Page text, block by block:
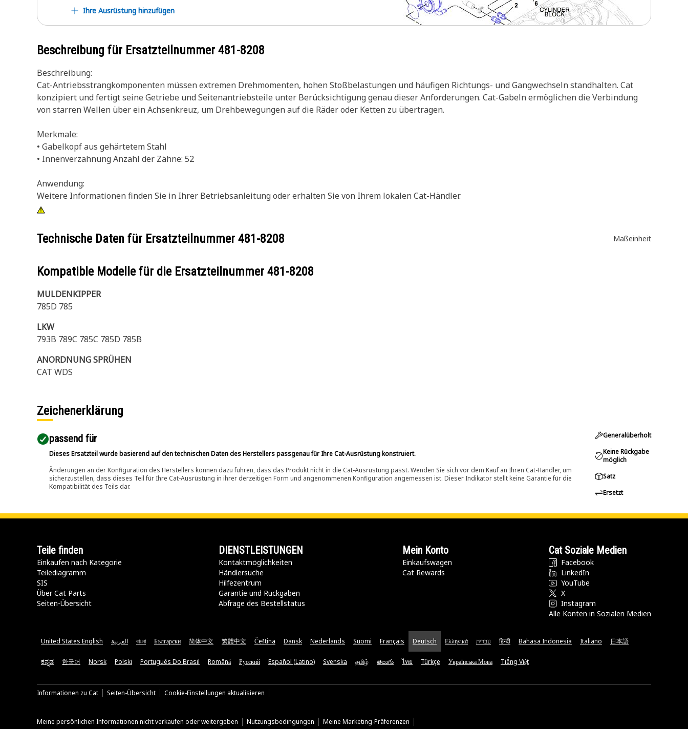
Ihre Ausrüstung hinzufügen
Beschreibung für Ersatzteilnummer 481-8208
Beschreibung:
Cat-Antriebsstrangkomponenten müssen extremen Drehmomenten, hohen Stoßbelastungen und häufigen Richtungs- und Gangwechseln standhalten. Cat
konzipiert und fertigt seine Getriebe und Seitenantriebsteile unter Berücksichtigung genau dieser Anforderungen. Cat-Gabeln ermöglichen die Verbindung
von starren Wellen über ein Achsenkreuz, um Drehbewegungen auf die Räder oder Ketten zu übertragen.
Merkmale:
• Gabelkopf aus gehärtetem Stahl
• Innenverzahnung Anzahl der Zähne: 52
Anwendung:
Weitere Informationen finden Sie in Ihrer Betriebsanleitung oder erhalten Sie von Ihrem lokalen Cat-Händler.
Technische Daten für Ersatzteilnummer 481-8208 Maßeinheit
Kompatible Modelle für die Ersatzteilnummer 481-8208
MULDENKIPPER
785D 785
LKW
793B 789C 785C 785D 785B
ANORDNUNG SPRÜHEN
CAT WDS
Zeichenerklärung
passend für​
Dieses Ersatzteil wurde basierend auf den technischen Daten des Herstellers passgenau für Ihre Cat-Ausrüstung konstruiert.
Änderungen an der Konfiguration des Herstellers können dazu führen, dass das Produkt nicht in die Cat-Ausrüstung passt. Wenden Sie sich vor dem Kauf an Ihren Cat-Händler, um
sicherzustellen, dass dieses Teil für Ihre Cat-Ausrüstung in ihrer derzeitigen Form und angenommenen Konfiguration angemessen ist. Dieser Indikator stellt keine Garantie für die
Kompatibilität des Teils dar.
Generalüberholt
Keine Rückgabe
möglich
Satz
Ersetzt
Teile finden
Einkaufen nach Kategorie
Teilediagramm
SIS
Über Cat Parts
Seiten-Übersicht
DIENSTLEISTUNGEN
Kontaktmöglichkeiten​
Händlersuche
Hilfezentrum
Garantie und Rückgaben
Abfrage des Bestellstatus
Mein Konto
Einkaufswagen
Cat Rewards
Cat Soziale Medien
Facebook
LinkedIn
YouTube
X
Instagram
Alle Konten in Sozialen Medien
United States English العربية বাংলা Български 简体中文 繁體中文 Čeština Dansk Nederlands Suomi Français Deutsch Ελληνικά עברית हिन्दी Bahasa Indonesia Italiano 日本語
ಕನ್ನಡ 한국어 Norsk Polski Português Do Brasil Română Русский Español (Latino) Svenska தமிழ் తెలుగు ไทย Türkçe Українська Мова Tiếng Việt
Informationen zu Cat Seiten-Übersicht Cookie-Einstellungen aktualisieren
Meine persönlichen Informationen nicht verkaufen oder weitergeben Nutzungsbedingungen Meine Marketing-Präferenzen